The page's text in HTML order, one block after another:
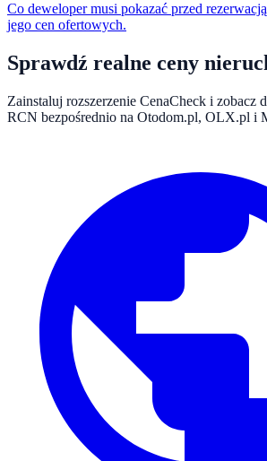
Co deweloper musi pokazać przed
jego cen ofertowych.
Sprawdź realne ceny
Zainstaluj rozszerzenie CenaCheck i zobacz
RCN bezpośrednio na Otodom.pl, OLX.pl i